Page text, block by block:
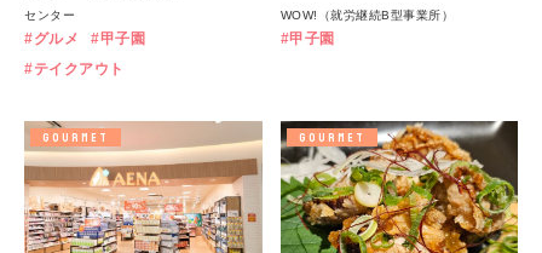
センター
グルメ
甲子園
テイクアウト
WOW!（就労継続B型事業所）
甲子園
GOURMET GOURMET